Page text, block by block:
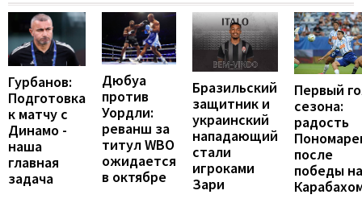
Гурбанов:
Подготовка
к матчу с
Динамо -
наша
главная
задача
Дюбуа
против
Уордли:
реванш за
титул WBO
ожидается
в октябре
Бразильский
защитник и
украинский
нападающий
стали
игроками
Зари
Первый
сезона:
радость
после
победы